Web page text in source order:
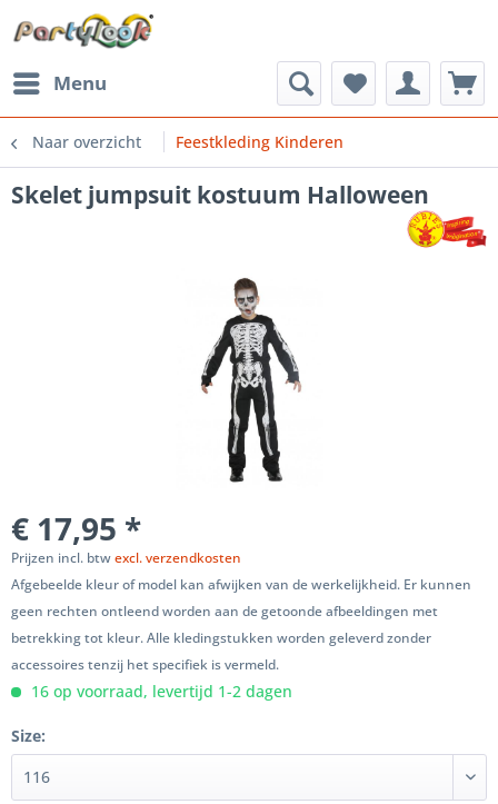
Menu
Naar overzicht Feestkleding Kinderen
Skelet jumpsuit kostuum Halloween
€ 17,95 *
Prijzen incl. btwexcl. verzendkosten
Afgebeelde kleur of model kan afwijken van de werkelijkheid. Er kunnen
geen rechten ontleend worden aan de getoonde afbeeldingen met
betrekking tot kleur. Alle kledingstukken worden geleverd zonder
accessoires tenzij het specifiek is vermeld.
16 op voorraad, levertijd 1-2 dagen
Size: